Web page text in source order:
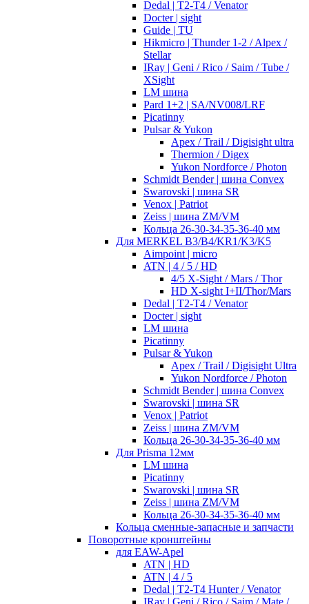
Dedal | T2-T4 / Venator
Docter | sight
Guide | TU
Hikmicro | Thunder 1-2 / Alpex /
Stellar
IRay | Geni / Rico / Saim / Tube /
XSight
LM шина
Pard 1+2 | SA/NV008/LRF
Picatinny
Pulsar & Yukon
Apex / Trail / Digisight ultra
Thermion / Digex
Yukon Nordforce / Photon
Schmidt Bender | шина Convex
Swarovski | шина SR
Venox | Patriot
Zeiss | шина ZM/VM
Кольца 26-30-34-35-36-40 мм
Для MERKEL B3/B4/KR1/K3/K5
Aimpoint | micro
ATN | 4 / 5 / HD
4/5 X-Sight / Mars / Thor
HD X-sight I+II/Thor/Mars
Dedal | T2-T4 / Venator
Docter | sight
LM шина
Picatinny
Pulsar & Yukon
Apex / Trail / Digisight Ultra
Yukon Nordforce / Photon
Schmidt Bender | шина Convex
Swarovski | шина SR
Venox | Patriot
Zeiss | шина ZM/VM
Кольца 26-30-34-35-36-40 мм
Для Prisma 12мм
LM шина
Picatinny
Swarovski | шина SR
Zeiss | шина ZM/VM
Кольца 26-30-34-35-36-40 мм
Кольца сменные-запасные и запчасти
Поворотные кронштейны
для EAW-Apel
ATN | HD
ATN | 4 / 5
Dedal | T2-T4 Hunter / Venator
IRay | Geni / Rico / Saim / Mate /